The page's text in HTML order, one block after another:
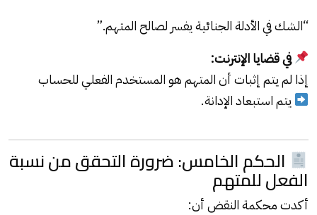
“الشك في الأدلة الجنائية يفسر لصالح المتهم.”
في قضايا الإنترنت:
إذا لم يتم إثبات أن المتهم هو المستخدم الفعلي للحساب
يتم استبعاد الإدانة.
الحكم الخامس: ضرورة التحقق من نسبة
الفعل للمتهم
أكدت محكمة النقض أن: